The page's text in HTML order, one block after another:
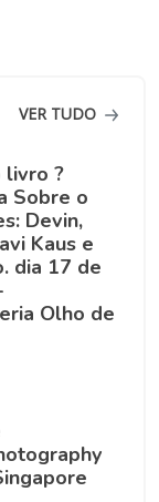
VER TUDO
livro ?
Sobre o
Devin,
Kaus e
dia 17 de
Olho de